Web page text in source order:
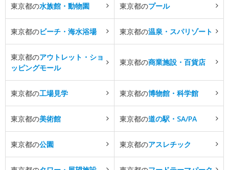
東京都の水族館・動物園 東京都のプール
東京都のビーチ・海水浴場 東京都の温泉・スパリゾート
東京都のアウトレット・ショ
ッピングモール
東京都の商業施設・百貨店
東京都の工場見学 東京都の博物館・科学館
東京都の美術館 東京都の道の駅・SA/PA
東京都の公園 東京都のアスレチック